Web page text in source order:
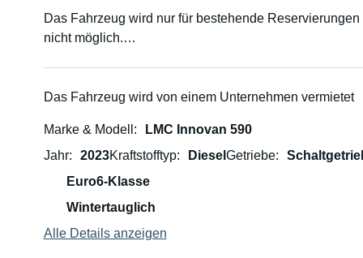
Das Fahrzeug wird nur für bestehende
nicht möglich.
Mit freundlichen Grüßen,
Ein kompaktes und gut ausgestattetes Wohnmobil für
Suchen Sie ein Wohnmobil, das sich leicht fahren
bleibt? Dieses kompakte und funktional ausgestattete
Das Fahrzeug wird von einem Unternehmen vermietet
Marke & Modell
LMC Innovan 590
Jahr
2023Kraftstofftyp Diesel Getriebe
Euro6-Klasse
Wintertauglich
Alle Details anzeigen